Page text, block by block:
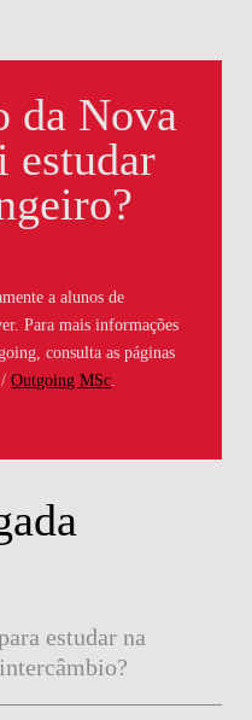
da Nova
estudar
a alunos de
Para mais informações
consulta as páginas
/Outgoing MSc.
estudar na